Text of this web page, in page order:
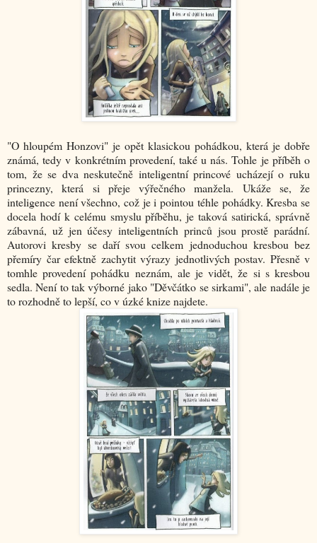
"O hloupém Honzovi" je opět klasickou pohádkou, která je dobře
známá, tedy v konkrétním provedení, také u nás. Tohle je příběh o
tom, že se dva neskutečně inteligentní princové ucházejí o ruku
princezny, která si přeje výřečného manžela. Ukáže se, že
inteligence není všechno, což je i pointou téhle pohádky. Kresba se
docela hodí k celému smyslu příběhu, je taková satirická, správně
zábavná, už jen účesy inteligentních princů jsou prostě parádní.
Autorovi kresby se daří svou celkem jednoduchou kresbou bez
přemíry čar efektně zachytit výrazy jednotlivých postav. Přesně v
tomhle provedení pohádku neznám, ale je vidět, že si s kresbou
sedla. Není to tak výborné jako "Děvčátko se sirkami", ale nadále je
to rozhodně to lepší, co v úzké knize najdete.